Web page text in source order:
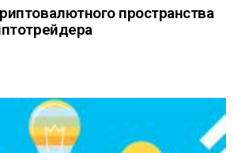
пространства